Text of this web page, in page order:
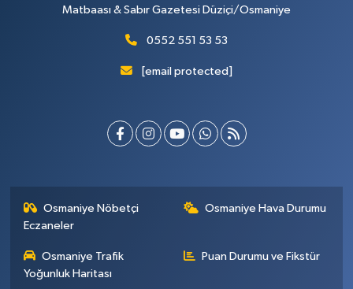
Matbaası & Sabır Gazetesi Düziçi/Osmaniye
0552 551 53 53
[email protected]
Osmaniye Nöbetçi
Eczaneler
Osmaniye Hava Durumu
Osmaniye Trafik
Yoğunluk Haritası
Puan Durumu ve Fikstür